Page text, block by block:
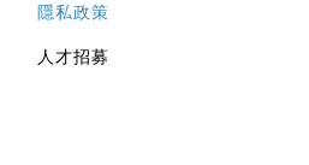
隱私政策
人才招募